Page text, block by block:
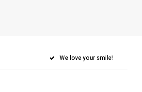
We love your smile!